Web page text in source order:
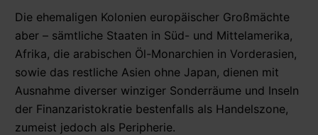
Die ehemaligen Kolonien europäischer Großmächte
aber – sämtliche Staaten in Süd- und Mittelamerika,
Afrika, die arabischen Öl-Monarchien in Vorderasien,
sowie das restliche Asien ohne Japan, dienen mit
Ausnahme diverser winziger Sonderräume und Inseln
der Finanzaristokratie bestenfalls als Handelszone,
zumeist jedoch als Peripherie.